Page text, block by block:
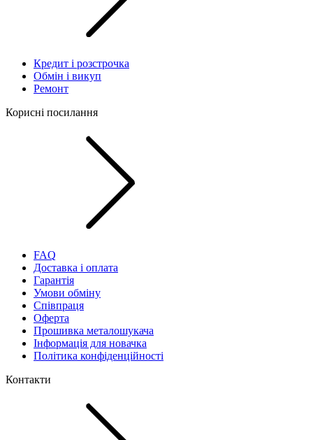
Кредит і розстрочка
Обмін і викуп
Ремонт
Корисні посилання
FAQ
Доставка і оплата
Гарантія
Умови обміну
Співпраця
Оферта
Прошивка металошукача
Інформація для новачка
Політика конфіденційності
Контакти